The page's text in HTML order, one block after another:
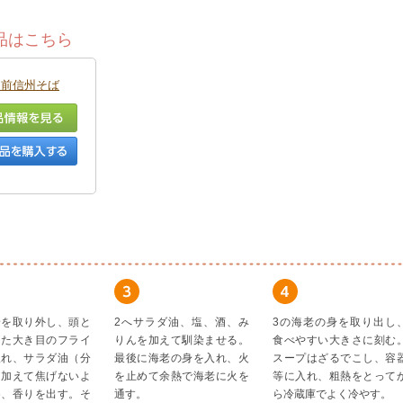
はこちら
信州そば
取り外し、頭と
大き目のフライ
、サラダ油（分
えて焦げないよ
香りを出す。そ
2へサラダ油、塩、酒、み
りんを加えて馴染ませる。
最後に海老の身を入れ、火
を止めて余熱で海老に火を
通す。
3の海老の身を取り出し
食べやすい大きさに刻む
スープはざるでこし、容
等に入れ、粗熱をとって
ら冷蔵庫でよく冷やす。